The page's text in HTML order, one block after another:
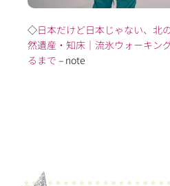
◇日本だけど日本じゃない、北
然遺産・知床｜流氷ウォーキン
るまで – note